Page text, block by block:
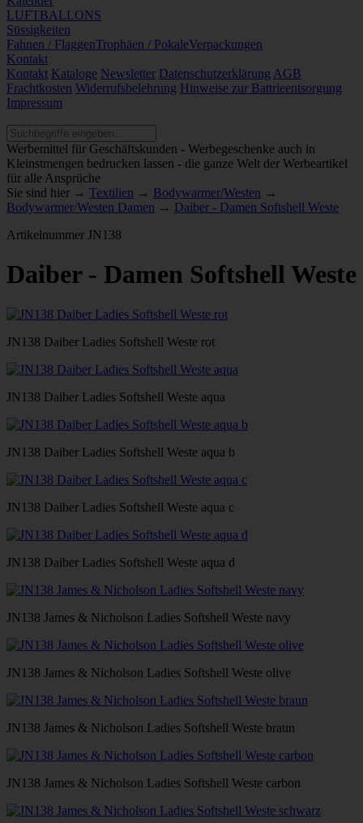
LUFTBALLONS
Süssigkeiten
Fahnen / FlaggenTrophäen / PokaleVerpackungen
Kontakt
Kontakt Kataloge Newsletter Datenschutzerklärung AGB
Frachtkosten Widerrufsbelehrung Hinweise zur Battrieentsorgung
Impressum
Werbemittel für Geschäftskunden - Werbegeschenke auch in
Kleinstmengen bedrucken lassen - die ganze Welt der Werbeartikel
für alle Ansprüche
Sie sind hier → Textilien → Bodywarmer/Westen →
Bodywarmer/Westen Damen → Daiber - Damen Softshell Weste
Artikelnummer JN138
Daiber - Damen Softshell Weste
JN138 Daiber Ladies Softshell Weste rot
JN138 Daiber Ladies Softshell Weste aqua
JN138 Daiber Ladies Softshell Weste aqua b
JN138 Daiber Ladies Softshell Weste aqua c
JN138 Daiber Ladies Softshell Weste aqua d
JN138 James & Nicholson Ladies Softshell Weste navy
JN138 James & Nicholson Ladies Softshell Weste olive
JN138 James & Nicholson Ladies Softshell Weste braun
JN138 James & Nicholson Ladies Softshell Weste carbon